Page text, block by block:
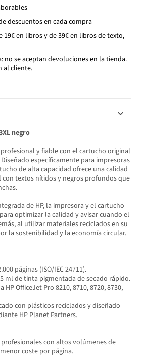
descuentos en cada compra
19€ en libros y de 39€ en libros de texto,
no se aceptan devoluciones en la tienda.
al cliente.
negro
y fiable con el cartucho original
específicamente para impresoras
de alta capacidad ofrece una calidad
con textos nítidos y negros profundos que
de HP, la impresora y el cartucho
optimizar la calidad y avisar cuando el
al utilizar materiales reciclados en su
la sostenibilidad y la economía circular.
páginas (ISO/IEC 24711).
ml de tinta pigmentada de secado rápido.
HP OfficeJet Pro 8210, 8710, 8720, 8730,
con plásticos reciclados y diseñado
HP Planet Partners.
con altos volúmenes de
coste por página.